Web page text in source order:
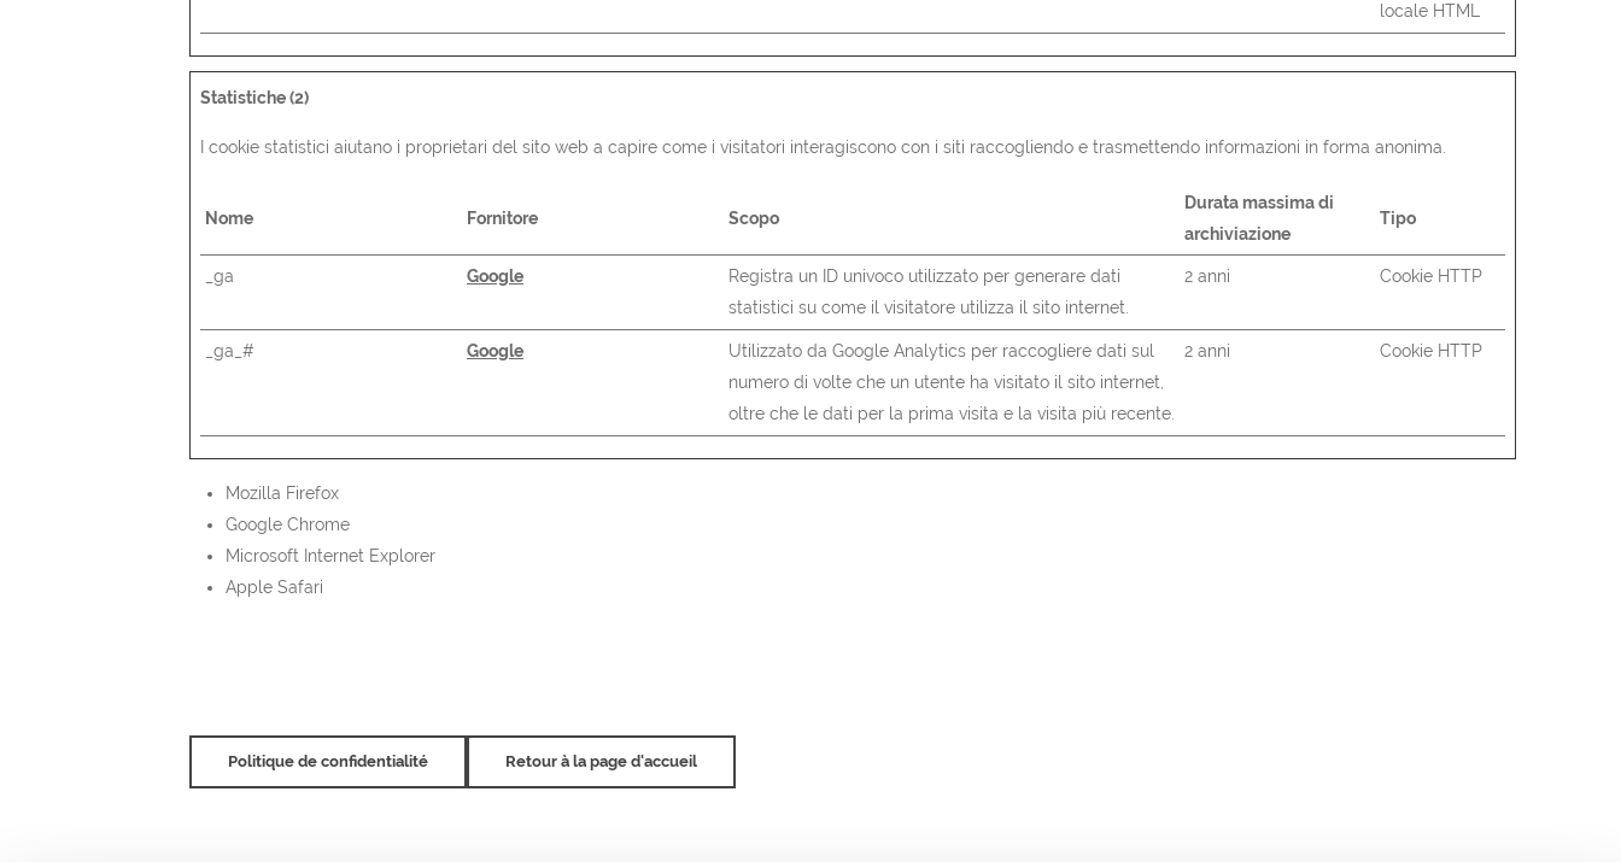
locale HTML
Statistiche (2)
I cookie statistici aiutano i proprietari del sito web a capire come i visitatori interagiscono con i siti raccogliendo e trasmettendo informazioni in forma anonima.
Nome Fornitore Scopo
Durata massima di
archiviazione
Tipo
_ga Google
Registra un ID univoco utilizzato per generare dati
statistici su come il visitatore utilizza il sito internet.
2 anni Cookie HTTP
_ga_# Google
Utilizzato da Google Analytics per raccogliere dati sul
numero di volte che un utente ha visitato il sito internet,
oltre che le dati per la prima visita e la visita più recente.
2 anni Cookie HTTP
Mozilla Firefox
Google Chrome
Microsoft Internet Explorer
Apple Safari
Politique de confidentialité Retour à la page d'accueil